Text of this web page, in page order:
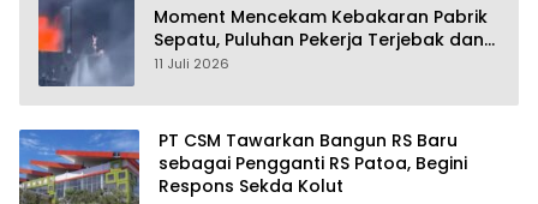
Moment Mencekam Kebakaran Pabrik
Sepatu, Puluhan Pekerja Terjebak dan
28 Orang Tewas
11 Juli 2026
PT CSM Tawarkan Bangun RS Baru
sebagai Pengganti RS Patoa, Begini
Respons Sekda Kolut